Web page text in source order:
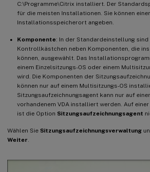
C:\Programme\Citrix installiert. Der
für die meisten Installationen. Sie können
Installationsspeicherort angeben.
Komponente: In der Standardeinstellung
Kontrollkästchen neben Komponenten, die
können, ausgewählt. Das
einem Einzelsitzungs-OS oder einem
wird. Die Komponenten der
können nur auf einem Multisitzungs-OS
Sitzungsaufzeichnungsagent kann nur auf
vorhandenem VDA installiert werden. Auf einer
ist die Option Sitzungsaufzeichnungsagent
Wählen Sie Sitzungsaufzeichnungsverwaltung
Weiter.